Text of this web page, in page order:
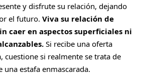
y disfrute su relación, dejando
el futuro. Viva su relación de
caer en aspectos superficiales ni
Si recibe una oferta
cuestione si realmente se trata de
estafa enmascarada.